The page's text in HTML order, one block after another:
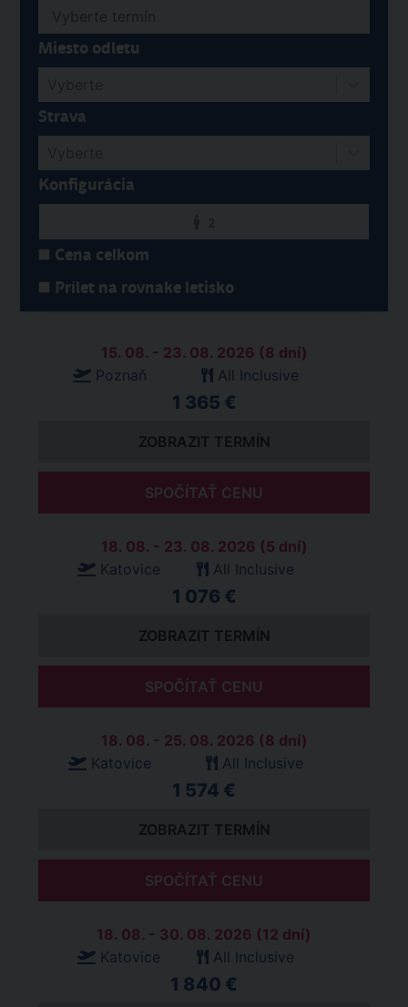
Miesto odletu
Strava
Konfigurácia
Cena celkom
Prílet na rovnake letisko
15. 08. - 23. 08. 2026 (8 dní)
Poznaň
All Inclusive
1 365 €
ZOBRAZIT TERMÍN
SPOČÍTAŤ CENU
18. 08. - 23. 08. 2026 (5 dní)
Katovice
All Inclusive
1 076 €
ZOBRAZIT TERMÍN
SPOČÍTAŤ CENU
18. 08. - 25. 08. 2026 (8 dní)
Katovice
All Inclusive
1 574 €
ZOBRAZIT TERMÍN
SPOČÍTAŤ CENU
18. 08. - 30. 08. 2026 (12 dní)
Katovice
All Inclusive
1 840 €